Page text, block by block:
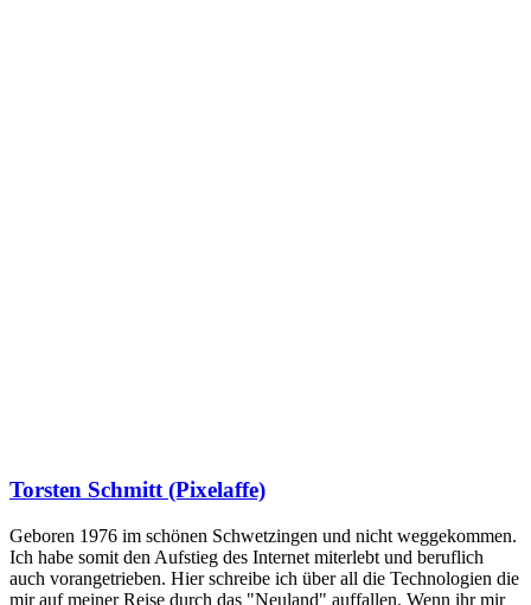
Torsten Schmitt (Pixelaffe)
Geboren 1976 im schönen Schwetzingen und nicht weggekommen.
Ich habe somit den Aufstieg des Internet miterlebt und beruflich
auch vorangetrieben. Hier schreibe ich über all die Technologien die
mir auf meiner Reise durch das "Neuland" auffallen. Wenn ihr mir